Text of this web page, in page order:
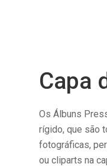
Capa
Os Álbuns
rígido, que são
fotográficas,
ou cliparts na